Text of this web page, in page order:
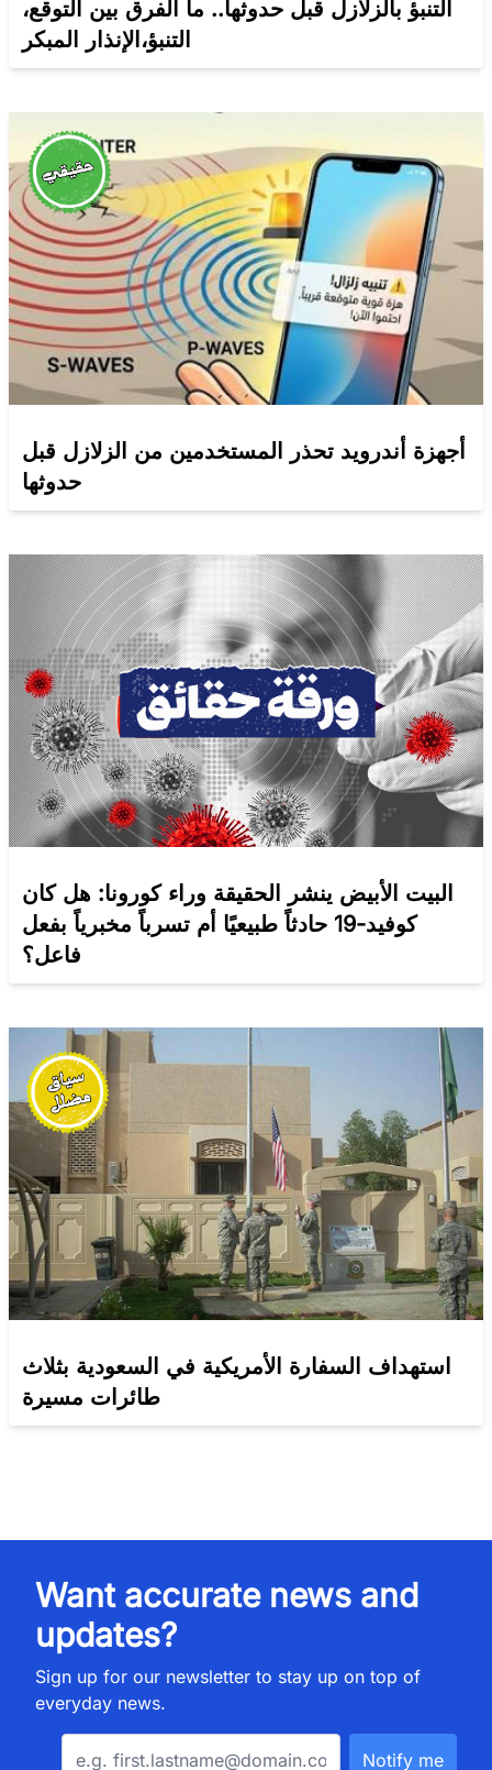
التنبؤ بالزلازل قبل حدوثها.. ما الفرق بين التوقع،
التنبؤ،الإنذار المبكر
أجهزة أندرويد تحذر المستخدمين من الزلازل قبل
حدوثها
البيت الأبيض ينشر الحقيقة وراء كورونا: هل كان
كوفيد-19 حادثاً طبيعيًا أم تسرباً مخبرياً بفعل
فاعل؟
استهداف السفارة الأمريكية في السعودية بثلاث
طائرات مسيرة
Want accurate news and
updates?
Sign up for our newsletter to stay up on top of
everyday news.